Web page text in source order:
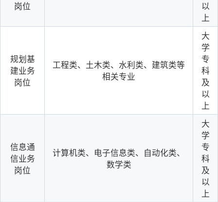
岗位
以
上
规划基
建业务
岗位
工程类、土木类、水利类、建筑类等
相关专业
大
学
专
科
及
以
上
信息通
信业务
岗位
计算机类、电子信息类、自动化类、
数学类
大
学
专
科
及
以
上